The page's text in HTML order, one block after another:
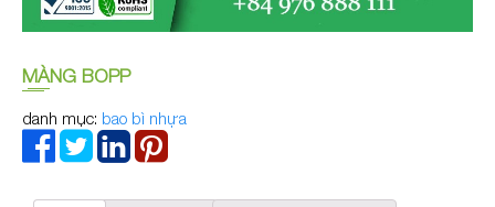
MÀNG BOPP
danh mục: bao bì nhựa